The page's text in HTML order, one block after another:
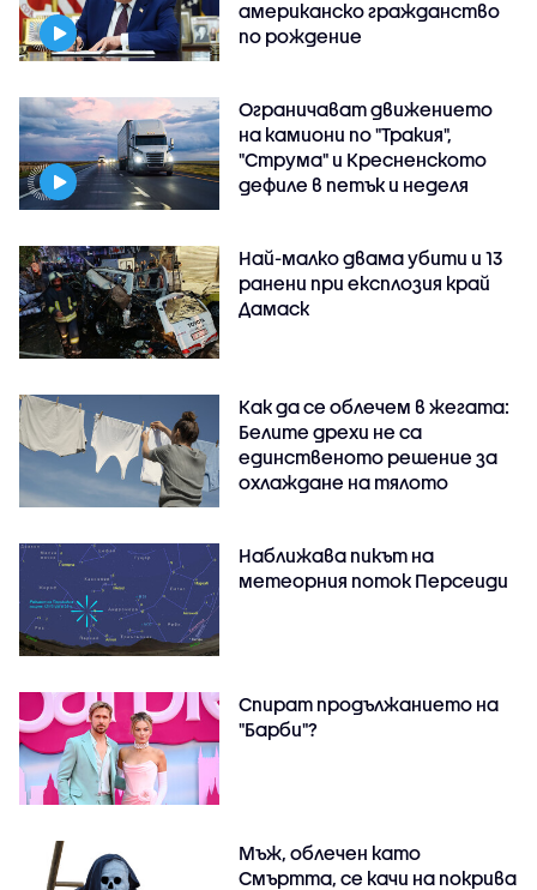
американско гражданство
по рождение
Ограничават движението
на камиони по "Тракия",
"Струма" и Кресненското
дефиле в петък и неделя
Най-малко двама убити и 13
ранени при експлозия край
Дамаск
Как да се облечем в жегата:
Белите дрехи не са
единственото решение за
охлаждане на тялото
Наближава пикът на
метеорния поток Персеиди
Спират продължанието на
"Барби"?
Мъж, облечен като
Смъртта, се качи на покрива